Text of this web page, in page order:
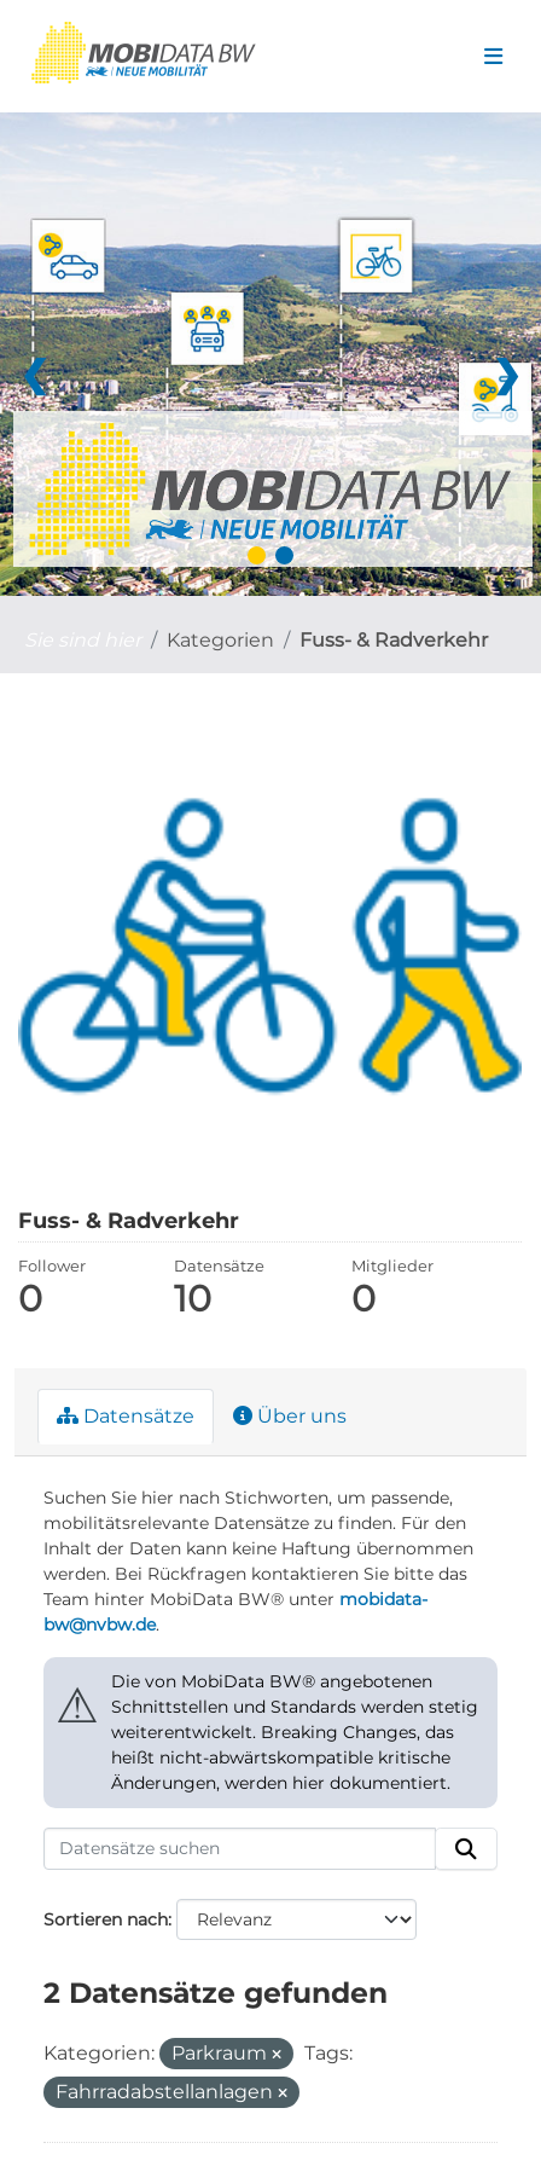
❮ ❯
Kategorien Fuss- & Radverkehr
Fuss- & Radverkehr
Follower
0
Datensätze
10
Mitglieder
0
Datensätze Über uns
Suchen Sie hier nach Stichworten, um passende,
mobilitätsrelevante Datensätze zu finden. Für den
Inhalt der Daten kann keine Haftung übernommen
werden. Bei Rückfragen kontaktieren Sie bitte das
Team hinter MobiData BW® unter mobidata-
bw@nvbw.de.
⚠
Die von MobiData BW® angebotenen
Schnittstellen und Standards werden stetig
weiterentwickelt. Breaking Changes, das
heißt nicht-abwärtskompatible kritische
Änderungen, werden hier dokumentiert.
Sortieren nach
2 Datensätze gefunden
Kategorien: Parkraum
Tags:
Fahrradabstellanlagen